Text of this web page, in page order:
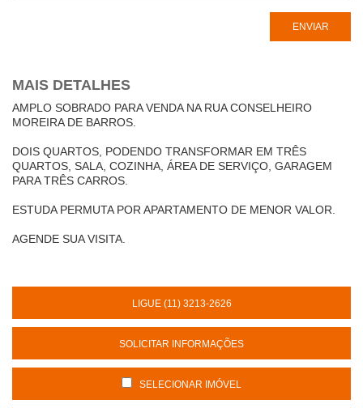
MAIS DETALHES
AMPLO SOBRADO PARA VENDA NA RUA CONSELHEIRO
MOREIRA DE BARROS.
DOIS QUARTOS, PODENDO TRANSFORMAR EM TRÊS
QUARTOS, SALA, COZINHA, ÁREA DE SERVIÇO, GARAGEM
PARA TRÊS CARROS.
ESTUDA PERMUTA POR APARTAMENTO DE MENOR VALOR.
AGENDE SUA VISITA.
LIGUE (11) 3213-2626
SOLICITAR INFORMAÇÕES
SELECIONAR IMÓVEL